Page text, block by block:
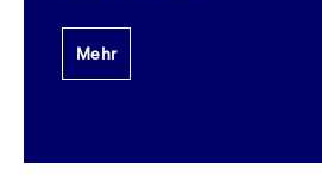
Mehr
Domain